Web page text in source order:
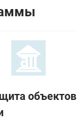
объектов